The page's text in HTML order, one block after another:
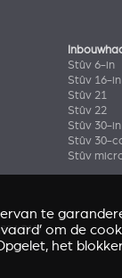
Stûv 6-in
Stûv 16-in
Stûv 21
Stûv 22
Stûv 30-in
Stûv 30-
Stûv
(sP10)
te
om de
het